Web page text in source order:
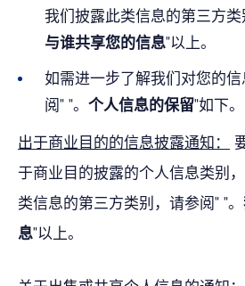
我们披露此类信息的第三方类
与谁共享您的信息"以上。
如需进一步了解我们对您的
阅" "。 个人信息的保留"如下。
出于商业目的的信息披露通知：
于商业目的披露的个人信息类别
类信息的第三方类别，请参阅" "。
息"以上。